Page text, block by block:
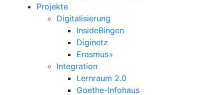
Projekte
Digitalisierung
InsideBingen
Diginetz
Erasmus+
Integration
Lernraum 2.0
Goethe-Infohaus